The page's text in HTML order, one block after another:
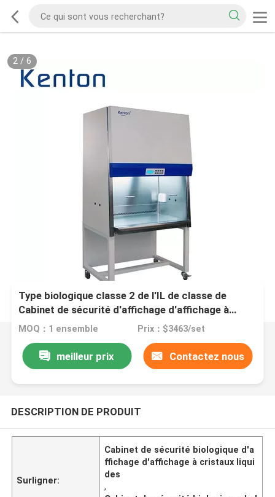
2/ 6
Type biologique classe 2 de l'IL de classe de
Cabinet de sécurité d'affichage d'affichage à
cristaux liquides de laboratoire médical d'A2
MOQ：1 ensemble Prix：$3463/set
meilleur prix Contactez nous
DESCRIPTION DE PRODUIT
Surligner:
Cabinet de sécurité biologique d'a
ffichage d'affichage à cristaux liqui
des
,